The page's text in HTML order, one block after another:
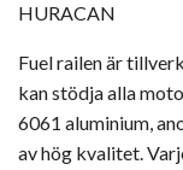
HURACAN
Fuel railen är
kan stödja alla
6061 aluminium,
av hög kvalitet.